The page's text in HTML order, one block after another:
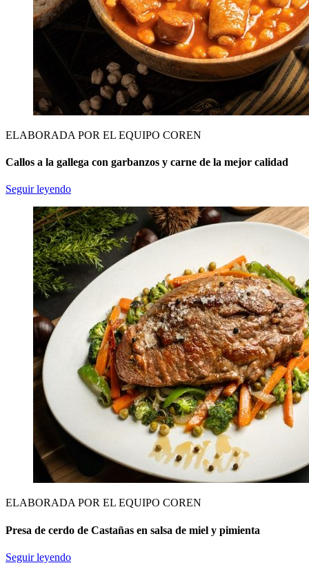
ELABORADA POR EL EQUIPO COREN
Callos a la gallega con garbanzos y carne de la mejor calidad
Seguir leyendo
ELABORADA POR EL EQUIPO COREN
Presa de cerdo de Castañas en salsa de miel y pimienta
Seguir leyendo